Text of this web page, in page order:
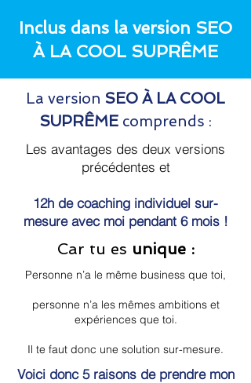
Inclus dans la version SEO
À LA COOL SUPRÊME
La version SEO À LA COOL
SUPRÊMEcomprends :
Les avantages des deux versions
précédentes et
12h de coaching individuel sur-
mesure avec moi pendant 6 mois !
Car tu es unique :
Personne n’a le même business que toi,
personne n’a les mêmes ambitions et
expériences que toi.
Il te faut donc une solution sur-mesure.
Voici donc 5 raisons de prendre mon